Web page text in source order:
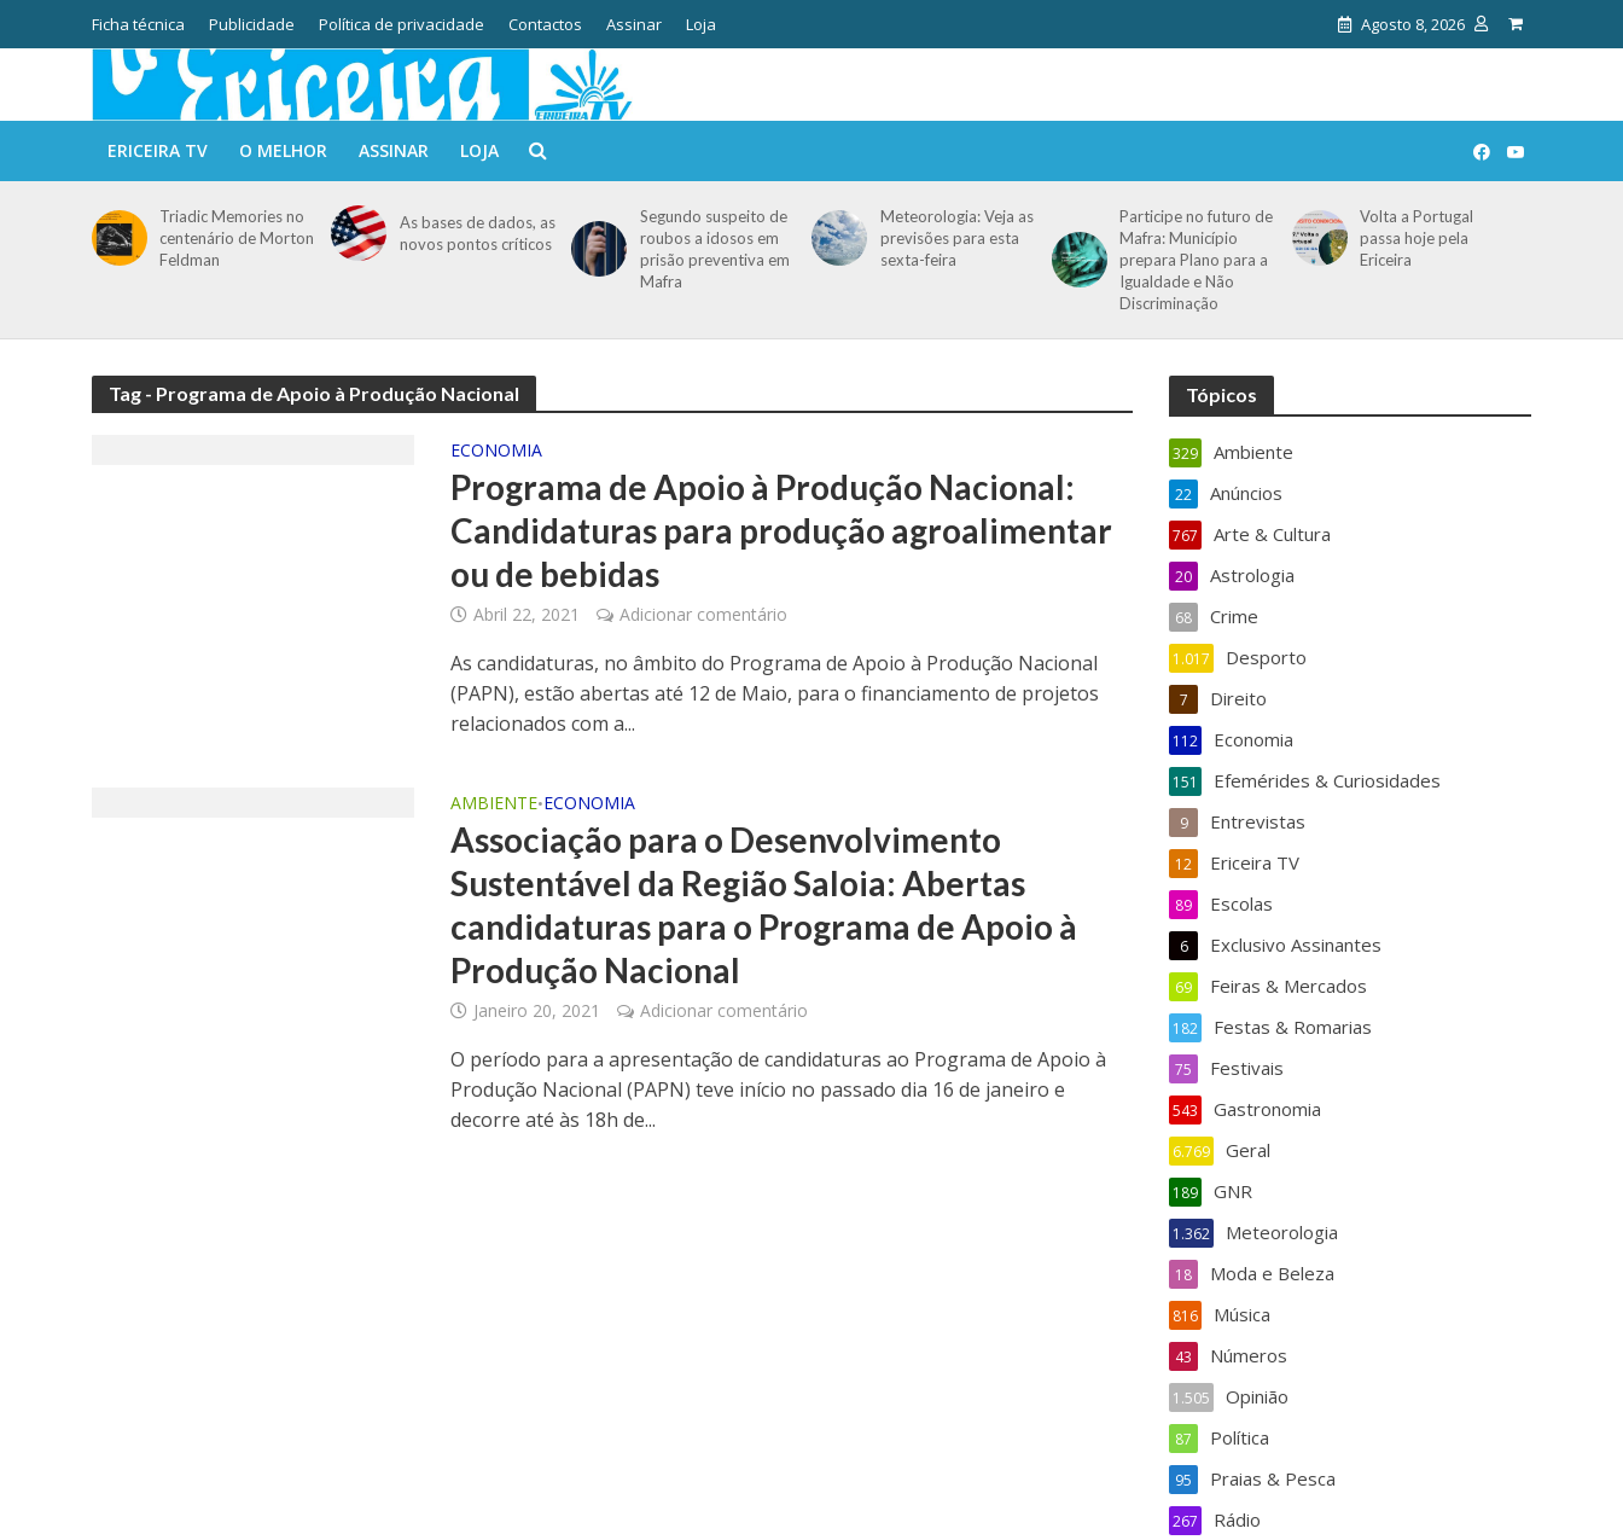
Ficha técnica Publicidade Política de privacidade Contactos Assinar Loja Agosto 8, 2026
ERICEIRA TV O MELHOR ASSINAR LOJA
Triadic Memories no
centenário de Morton
Feldman
As bases de dados, as
novos pontos críticos
Segundo suspeito de
roubos a idosos em
prisão preventiva em
Mafra
Meteorologia: Veja as
previsões para esta
sexta-feira
Participe no futuro de
Mafra: Município
prepara Plano para a
Igualdade e Não
Discriminação
Volta a Portugal
passa hoje pela
Ericeira
Tag - Programa de Apoio à Produção Nacional
ECONOMIA
Programa de Apoio à Produção Nacional:
Candidaturas para produção agroalimentar
ou de bebidas
Abril 22, 2021 Adicionar comentário
As candidaturas, no âmbito do Programa de Apoio à Produção Nacional
(PAPN), estão abertas até 12 de Maio, para o financiamento de projetos
relacionados com a...
AMBIENTE•ECONOMIA
Associação para o Desenvolvimento
Sustentável da Região Saloia: Abertas
candidaturas para o Programa de Apoio à
Produção Nacional
Janeiro 20, 2021 Adicionar comentário
O período para a apresentação de candidaturas ao Programa de Apoio à
Produção Nacional (PAPN) teve início no passado dia 16 de janeiro e
decorre até às 18h de...
Tópicos
Ambiente
329
Anúncios
22
Arte & Cultura
767
Astrologia
20
Crime
68
Desporto
1.017
Direito
7
Economia
112
Efemérides & Curiosidades
151
Entrevistas
9
Ericeira TV
12
Escolas
89
Exclusivo Assinantes
6
Feiras & Mercados
69
Festas & Romarias
182
Festivais
75
Gastronomia
543
Geral
6.769
GNR
189
Meteorologia
1.362
Moda e Beleza
18
Música
816
Números
43
Opinião
1.505
Política
87
Praias & Pesca
95
Rádio
267